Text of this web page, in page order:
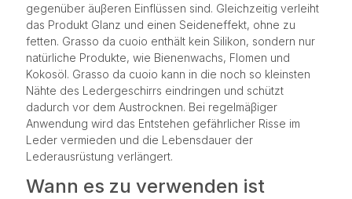
gegenüber äuβeren Einflüssen sind. Gleichzeitig verleiht
das Produkt Glanz und einen Seideneffekt, ohne zu
fetten. Grasso da cuoio enthält kein Silikon, sondern nur
natürliche Produkte, wie Bienenwachs, Flomen und
Kokosöl. Grasso da cuoio kann in die noch so kleinsten
Nähte des Ledergeschirrs eindringen und schützt
dadurch vor dem Austrocknen. Bei regelmäβiger
Anwendung wird das Entstehen gefährlicher Risse im
Leder vermieden und die Lebensdauer der
Lederausrüstung verlängert.
Wann es zu verwenden ist